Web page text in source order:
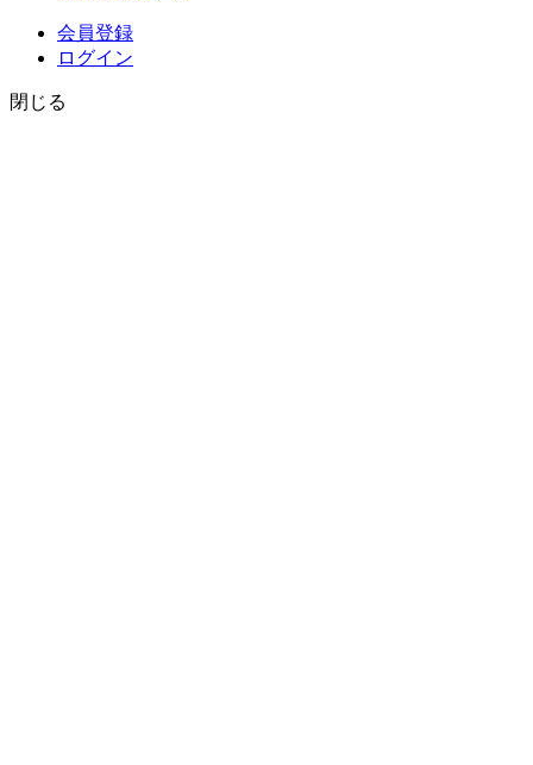
会員登録
ログイン
閉じる